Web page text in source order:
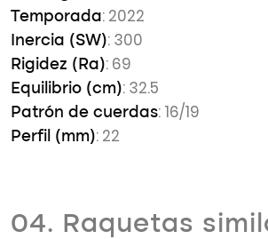
Temporada: 2022
Inercia (SW): 300
Rigidez (Ra): 69
Equilibrio (cm): 32.5
Patrón de cuerdas: 16/19
Perfil (mm): 22
04. Raquetas